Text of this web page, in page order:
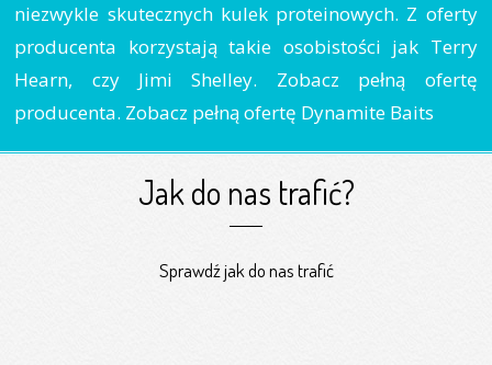
niezwykle skutecznych kulek proteinowych. Z oferty
producenta korzystają takie osobistości jak Terry
Hearn, czy Jimi Shelley. Zobacz pełną ofertę
producenta. Zobacz pełną ofertę Dynamite Baits
Jak do nas trafić?
Sprawdź jak do nas trafić